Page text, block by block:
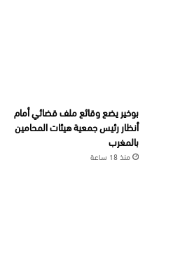
بوخير يضع وقائع ملف قضائي أمام
أنظار رئيس جمعية هيئات المحامين
بالمغرب
منذ 18 ساعة